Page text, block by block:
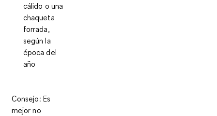
cálido o una
chaqueta
forrada,
según la
época del
año
Consejo: Es
mejor no